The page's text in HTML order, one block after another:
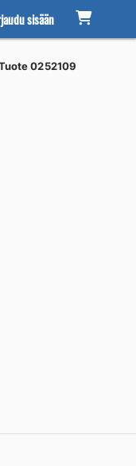
sisään
0252109